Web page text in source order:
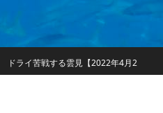
ドライ苦戦する雲見【2022年4月2